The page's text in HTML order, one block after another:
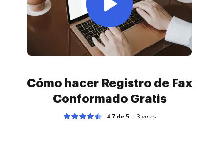
Cómo hacer Registro de Fax
Conformado Gratis
4.7 de 5 3votos